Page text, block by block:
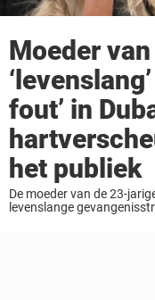
Moeder
fout’ in
het publiek
De moeder van de 23-
levenslange